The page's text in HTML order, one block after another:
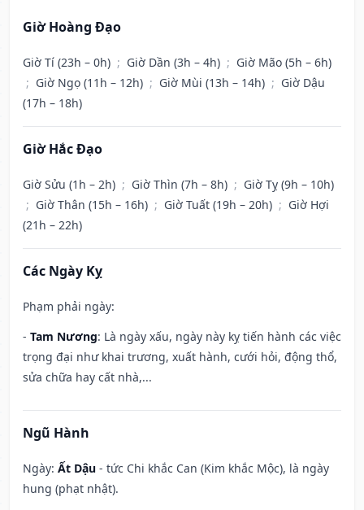
Giờ Hoàng Đạo
Giờ Tí (23h – 0h) ; Giờ Dần (3h – 4h) ; Giờ Mão (5h – 6h)
; Giờ Ngọ (11h – 12h) ; Giờ Mùi (13h – 14h) ; Giờ Dậu
(17h – 18h)
Giờ Hắc Đạo
Giờ Sửu (1h – 2h) ; Giờ Thìn (7h – 8h) ; Giờ Tỵ (9h – 10h)
; Giờ Thân (15h – 16h) ; Giờ Tuất (19h – 20h) ; Giờ Hợi
(21h – 22h)
Các Ngày Kỵ
Phạm phải ngày:
- Tam Nương: Là ngày xấu, ngày này kỵ tiến hành các việc
trọng đại như khai trương, xuất hành, cưới hỏi, động thổ,
sửa chữa hay cất nhà,...
Ngũ Hành
Ngày: Ất Dậu - tức Chi khắc Can (Kim khắc Mộc), là ngày
hung (phạt nhật).